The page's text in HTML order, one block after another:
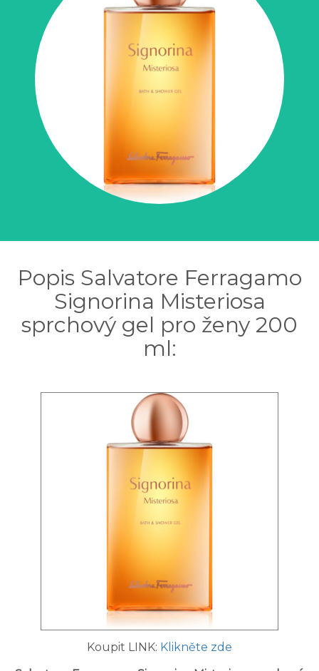
Popis Salvatore Ferragamo
Signorina Misteriosa
sprchový gel pro ženy 200
ml:
Koupit LINK: Klikněte zde